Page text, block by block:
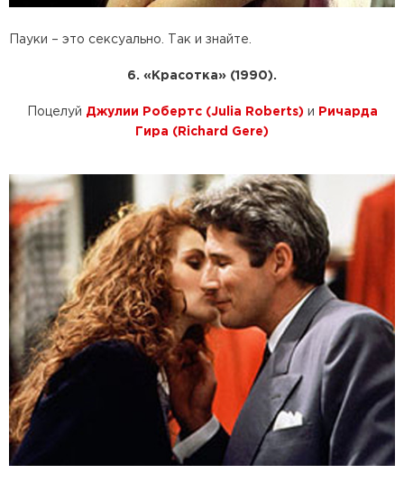
Пауки – это сексуально. Так и знайте.
6. «Красотка» (1990).
Поцелуй Джулии Робертс (Julia Roberts) и
Ричарда
Гира (Richard Gere)